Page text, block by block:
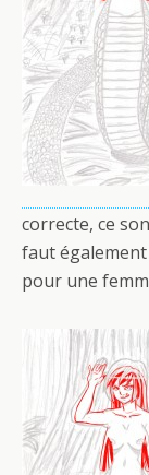
correcte, ce
faut
pour une